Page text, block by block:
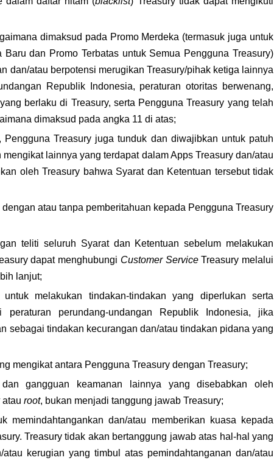
dimaksud pada Promo Merdeka (termasuk juga untuk
dan Promo Terbatas untuk Semua Pengguna Treasury)
dan/atau berpotensi merugikan Treasury/pihak ketiga lainnya
Republik Indonesia, peraturan otoritas berwenang,
berlaku di Treasury, serta Pengguna Treasury yang telah
dimaksud pada angka 11 di atas;
Treasury juga tunduk dan diwajibkan untuk patuh
oleh Treasury bahwa Syarat dan Ketentuan tersebut tidak
atau tanpa pemberitahuan kepada Pengguna Treasury
teliti seluruh Syarat dan Ketentuan sebelum melakukan
dapat menghubungi Customer Service
lanjut;
melakukan tindakan-tindakan yang diperlukan serta
perundang-undangan Republik Indonesia, jika
sebagai tindakan kecurangan dan/atau tindakan pidana yang
mengikat antara Pengguna Treasury dengan Treasury;
gangguan keamanan lainnya yang disebabkan oleh
atau root, bukan menjadi tanggung jawab Treasury;
memindahtangankan dan/atau memberikan kuasa kepada
Treasury tidak akan bertanggung jawab atas hal-hal yang
kerugian yang timbul atas pemindahtanganan dan/atau